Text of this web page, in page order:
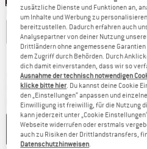
Größe:S
XXS XS S M
Größentabelle
Lieferzeit: 2-4 WerktageDer Link öffnet
Nur noch einmal auf Lager!
Menge:
IN
zusätzliche Dienste und Funktionen an,
um Inhalte und Werbung zu
bereitzustellen. Dadurch erfahren auch
Analysepartner von deiner Nutzung
Drittländern ohne angemessene
dem Zugriff durch Behörden. Durch
dich damit einverstanden, dass wir so
Ausnahme der technisch notwendigen
klicke bitte hier. Du kannst deine Cookie
den „Einstellungen“ anpassen und
Einwilligung ist freiwillig, für die Nutzung
kann jederzeit unter „Cookie
Webseite widerrufen oder erstmals
auch zu Risiken der Drittlandstransfers,
Datenschutzhinweisen.